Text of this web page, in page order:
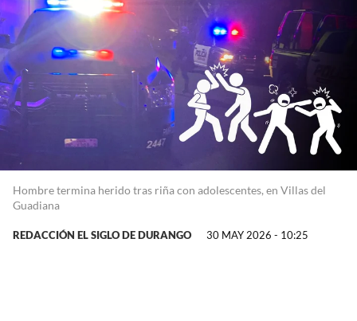
Hombre termina herido tras riña con adolescentes, en Villas del
Guadiana
REDACCIÓN EL SIGLO DE DURANGO 30 MAY 2026 - 10:25